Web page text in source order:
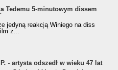
Tedemu 5-minutowym dissem
jedyną reakcją Winiego na diss
z...
- artysta odszedł w wieku 47 lat